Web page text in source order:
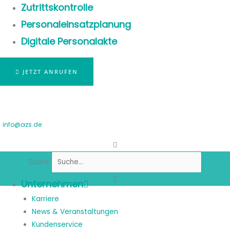
Zutrittskontrolle
Personaleinsatzplanung
Digitale Personalakte
JETZT ANRUFEN
info@azs.de
Suche
Unternehmen
Karriere
News & Veranstaltungen
Kundenservice